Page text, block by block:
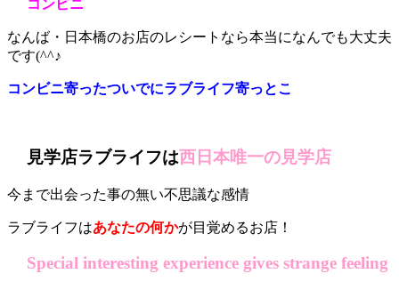
コンビニ
なんば・日本橋のお店のレシートなら本当になんでも大丈夫
です(^^♪
コンビニ寄ったついでにラブライフ寄っとこ
見学店ラブライフは西日本唯一の見学店
今まで出会った事の無い不思議な感情
ラブライフはあなたの何かが目覚めるお店！
Special interesting experience gives strange feeling